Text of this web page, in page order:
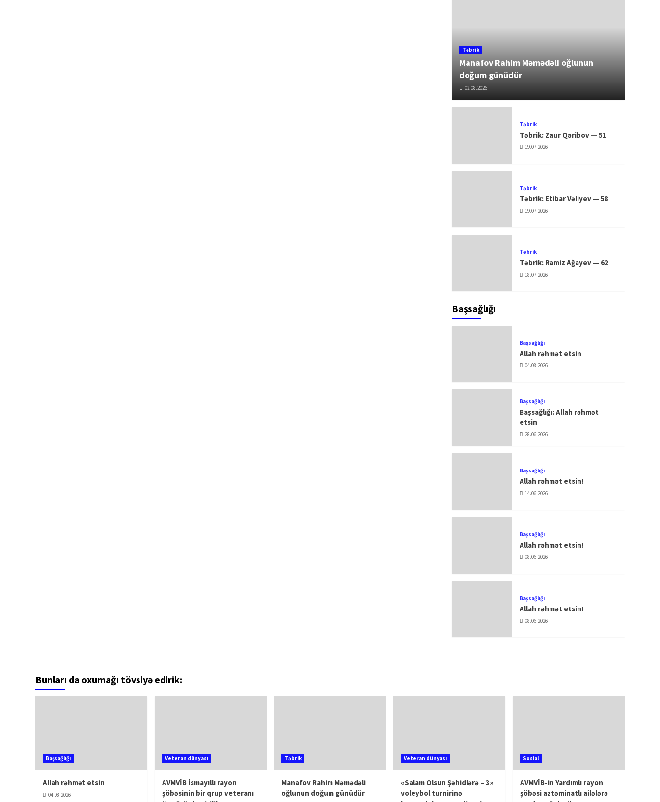
Təbrik
Manafov Rahim Məmədəli oğlunun
doğum günüdür
02.08.2026
Təbrik
Təbrik: Zaur Qəribov — 51
19.07.2026
Təbrik
Təbrik: Etibar Vəliyev — 58
19.07.2026
Təbrik
Təbrik: Ramiz Ağayev — 62
18.07.2026
Başsağlığı
Başsağlığı
Allah rəhmət etsin
04.08.2026
Başsağlığı
Başsağlığı: Allah rəhmət
etsin
28.06.2026
Başsağlığı
Allah rəhmət etsin!
14.06.2026
Başsağlığı
Allah rəhmət etsin!
08.06.2026
Başsağlığı
Allah rəhmət etsin!
08.06.2026
Bunları da oxumağı tövsiyə edirik:
Başsağlığı
Allah rəhmət etsin
04.08.2026
Veteran dünyası
AVMVİB İsmayıllı rayon
şöbəsinin bir qrup veteranı
Təbrik
Manafov Rahim Məmədəli
oğlunun doğum günüdür
Veteran dünyası
«Salam Olsun Şəhidlərə – 3»
voleybol turnirinə
Sosial
AVMVİB-in Yardımlı rayon
şöbəsi aztəminatlı ailələrə